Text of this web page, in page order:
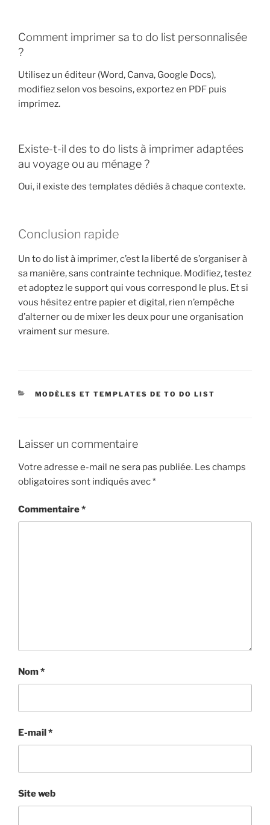
Comment imprimer sa to do list personnalisée
?
Utilisez un éditeur (Word, Canva, Google Docs),
modifiez selon vos besoins, exportez en PDF puis
imprimez.
Existe-t-il des to do lists à imprimer adaptées
au voyage ou au ménage ?
Oui, il existe des templates dédiés à chaque contexte.
Conclusion rapide
Un to do list à imprimer, c’est la liberté de s’organiser à
sa manière, sans contrainte technique. Modifiez, testez
et adoptez le support qui vous correspond le plus. Et si
vous hésitez entre papier et digital, rien n’empêche
d’alterner ou de mixer les deux pour une organisation
vraiment sur mesure.
CATÉGORIES
MODÈLES ET TEMPLATES DE TO DO LIST
Laisser un commentaire
Votre adresse e-mail ne sera pas publiée. Les champs
obligatoires sont indiqués avec*
Commentaire*
Nom*
E-mail*
Site web